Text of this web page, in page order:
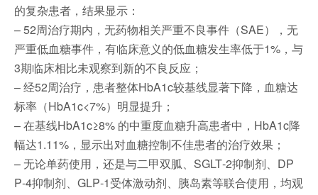
的复杂患者，结果显示：
– 52周治疗期内，无药物相关严重不良事件（SAE），无
严重低血糖事件，有临床意义的低血糖发生率低于1%，与
3期临床相比未观察到新的不良反应；
– 经52周治疗，患者整体HbA1c较基线显著下降，血糖达
标率（HbA1c<7%）明显提升；
– 在基线HbA1c≥8% 的中重度血糖升高患者中，HbA1c降
幅达1.11%，显示出对血糖控制不佳患者的治疗效果；
– 无论单药使用，还是与二甲双胍、SGLT‑2抑制剂、DP
P‑4抑制剂、GLP‑1受体激动剂、胰岛素等联合使用，均观